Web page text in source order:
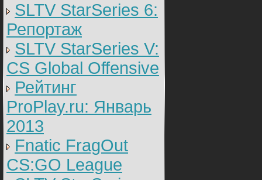
SLTV StarSeries 6:
Репортаж
SLTV StarSeries V:
CS Global Offensive
Рейтинг
ProPlay.ru: Январь
2013
Fnatic FragOut
CS:GO League